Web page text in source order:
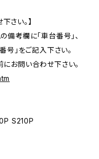
さい。】
備考欄に「車台番号」、
号」をご記入下さい。
お問い合わせ下さい。
S210P